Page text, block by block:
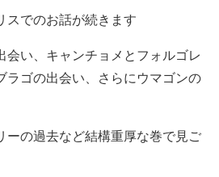
スでのお話が続きます
会い、キャンチョメとフォルゴレ
ラゴの出会い、さらにウマゴンの
ーの過去など結構重厚な巻で見ご